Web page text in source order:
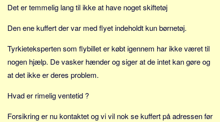
Thailand
Italien
USA
Alle
Det er temmelig lang til ikke at have noget skiftetøj
Den ene kuffert der var med flyet indeholdt kun børnetøj.
Tyrkieteksperten som flybillet er købt igennem har ikke været til
nogen hjælp. De vasker hænder og siger at de intet kan gøre og
at det ikke er deres problem.
Hvad er rimelig ventetid ?
Forsikring er nu kontaktet og vi vil nok se kuffert på adressen før